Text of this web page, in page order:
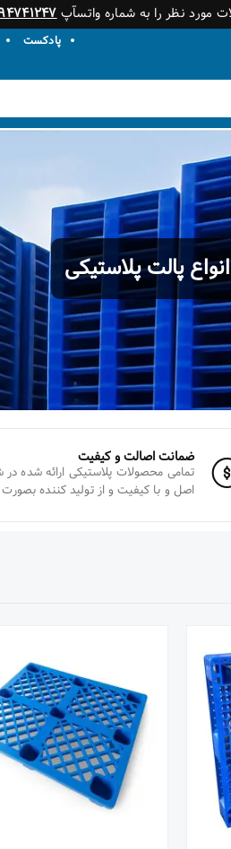
مورد نظر را به شماره واتسآپ
پادکست
پالت پلاستیکی
ضمانت اصالت و کیفیت
تمامی محصولات پلاستیکی ارائه شده
اصل و با کیفیت و از تولید کننده